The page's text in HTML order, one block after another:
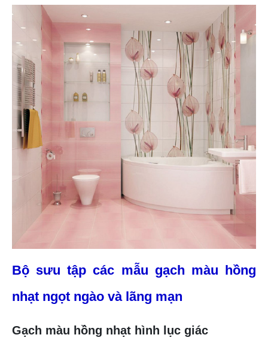
Bộ sưu tập các mẫu gạch màu hồng
nhạt ngọt ngào và lãng mạn
Gạch màu hồng nhạt hình lục giác